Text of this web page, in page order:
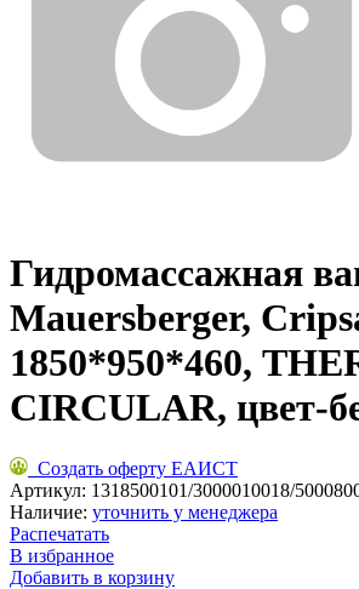
Гидромассажная
Mauersberger,
1850*950*460,
CIRCULAR, цвет-
Создать оферту ЕАИСТ
Артикул: 1318500101/3000010018/
Наличие: уточнить у менеджера
Распечатать
В избранное
Добавить в корзину